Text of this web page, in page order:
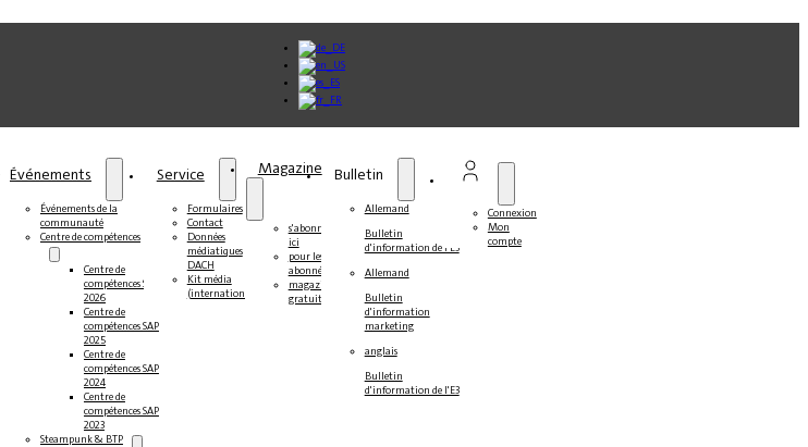
Événements
Événements de la
communauté
Centre de compétences
Centre de
compétences SAP
2026
Centre de
compétences SAP
2025
Centre de
compétences SAP
2024
Centre de
compétences SAP
2023
Steampunk & BTP
Service
Formulaires
Contact
Données
médiatiques
DACH
Kit média
(international)
Magazine
s'abonner
ici
pour les
abonnés
magazines
gratuits
Bulletin
Allemand
Bulletin
d'information de l'E3
Allemand
Bulletin
d'information
marketing
anglais
Bulletin
d'information de l'E3
Connexion
Mon
compte